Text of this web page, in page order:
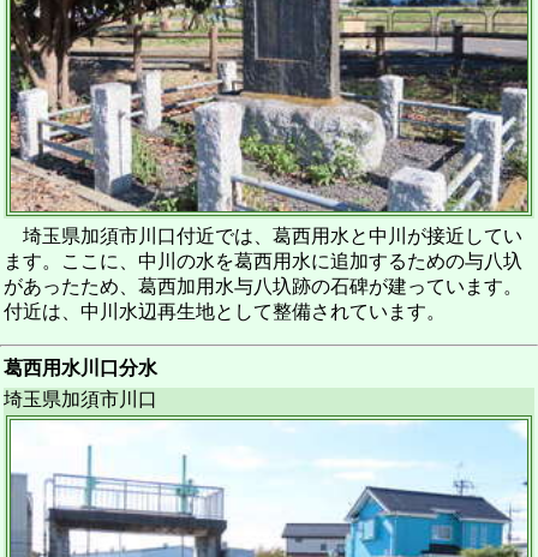
埼玉県加須市川口付近では、葛西用水と中川が接近してい
ます。ここに、中川の水を葛西用水に追加するための与八圦
があったため、葛西加用水与八圦跡の石碑が建っています。
付近は、中川水辺再生地として整備されています。
葛西用水川口分水
埼玉県加須市川口